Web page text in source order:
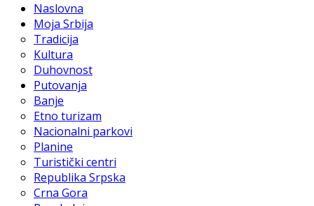
Naslovna
Moja Srbija
Tradicija
Kultura
Duhovnost
Putovanja
Banje
Etno turizam
Nacionalni parkovi
Planine
Turistički centri
Republika Srpska
Crna Gora